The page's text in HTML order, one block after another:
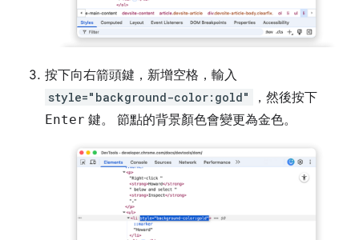
按下向右箭頭鍵，新增空格，輸入
style="background-color:gold" ，然後按下
Enter 鍵。 節點的背景顏色會變更為金色。